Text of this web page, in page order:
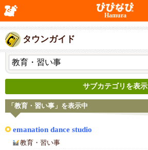
Hamura
タウンガイド
サブカテゴリを表示
「教育・習い事」を表示中
emanation dance studio
教育・習い事